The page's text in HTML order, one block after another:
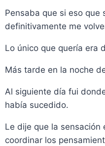
Pensaba que si eso que
definitivamente me
Lo único que quería era
Más tarde en la noche
Al siguiente día fui
había sucedido.
Le dije que la sensación
coordinar los